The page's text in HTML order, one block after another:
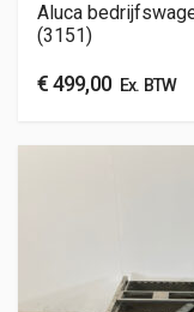
Aluca
(3151)
€499,00Ex. BTW